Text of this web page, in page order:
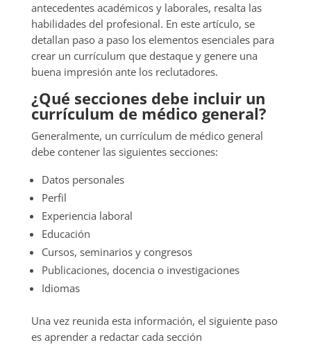
antecedentes académicos y laborales, resalta las
habilidades del profesional. En este artículo, se
detallan paso a paso los elementos esenciales para
crear un currículum que destaque y genere una
buena impresión ante los reclutadores.
¿Qué secciones debe incluir un
currículum de médico general?
Generalmente, un currículum de médico general
debe contener las siguientes secciones:
Datos personales
Perfil
Experiencia laboral
Educación
Cursos, seminarios y congresos
Publicaciones, docencia o investigaciones
Idiomas
Una vez reunida esta información, el siguiente paso
es aprender a redactar cada sección